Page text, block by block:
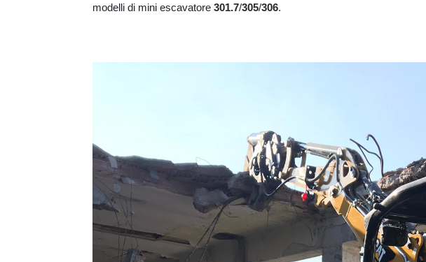
modelli di mini escavatore 301.7/305/306.